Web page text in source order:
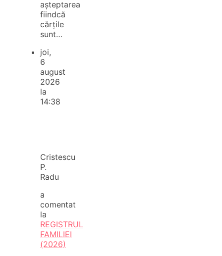
așteptarea
fiindcă
cărțile
sunt…
joi,
6
august
2026
la
14:38
Cristescu
P.
Radu
a
comentat
la
REGISTRUL
FAMILIEI
(2026)